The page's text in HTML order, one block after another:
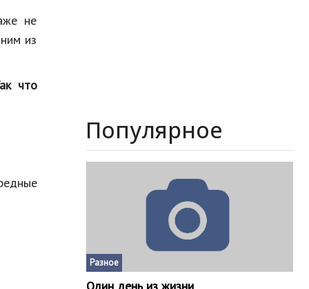
Наука и технологии
не
из
что
Популярное
Разное